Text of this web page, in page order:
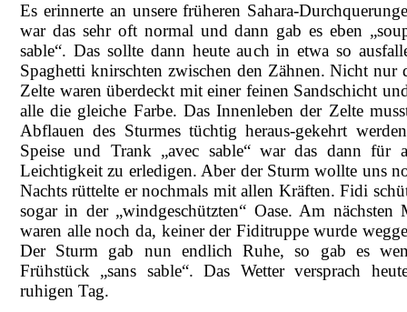
Es erinnerte an unsere früheren Sahara-
war das sehr oft normal und dann gab es eben
sable“. Das sollte dann heute auch in etwa so
Spaghetti knirschten zwischen den Zähnen. Nicht nur
Zelte waren überdeckt mit einer feinen Sandschicht
alle die gleiche Farbe. Das Innenleben der Zelte
Abflauen des Sturmes tüchtig heraus-gekehrt
Speise und Trank „avec sable“ war das dann für
Leichtigkeit zu erledigen. Aber der Sturm wollte uns
Nachts rüttelte er nochmals mit allen Kräften. Fidi
sogar in der „windgeschützten“ Oase. Am nächsten
waren alle noch da, keiner der Fiditruppe wurde
Der Sturm gab nun endlich Ruhe, so gab es
Frühstück „sans sable“. Das Wetter versprach
ruhigen Tag.